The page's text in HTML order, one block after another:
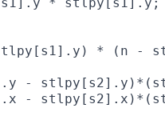
* (n -
-
-